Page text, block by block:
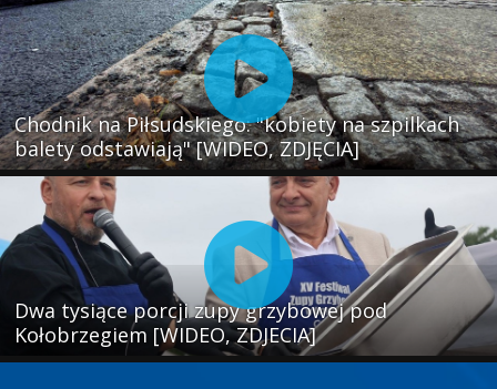
Chodnik na Piłsudskiego: "kobiety na szpilkach
balety odstawiają" [WIDEO, ZDJĘCIA]
Dwa tysiące porcji zupy grzybowej pod
Kołobrzegiem [WIDEO, ZDJECIA]